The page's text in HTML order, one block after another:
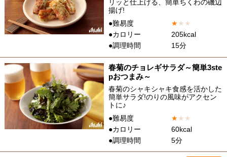
リッと仕上げる、簡単ちくわの磯辺
揚げ!
●難易度
★★ ★
●カロリー
205kcal
●調理時間
15分
春菊のチョレギサラダ～簡単3ste
pおつまみ～
春菊のシャキシャキ食感を活かした
簡単サラダ!のりの風味がアクセン
トに♪
●難易度
★★ ★
●カロリー
60kcal
●調理時間
5分